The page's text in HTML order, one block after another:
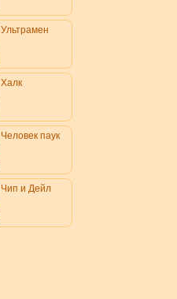
Ультрамен
Халк
Человек паук
Чип и Дейл